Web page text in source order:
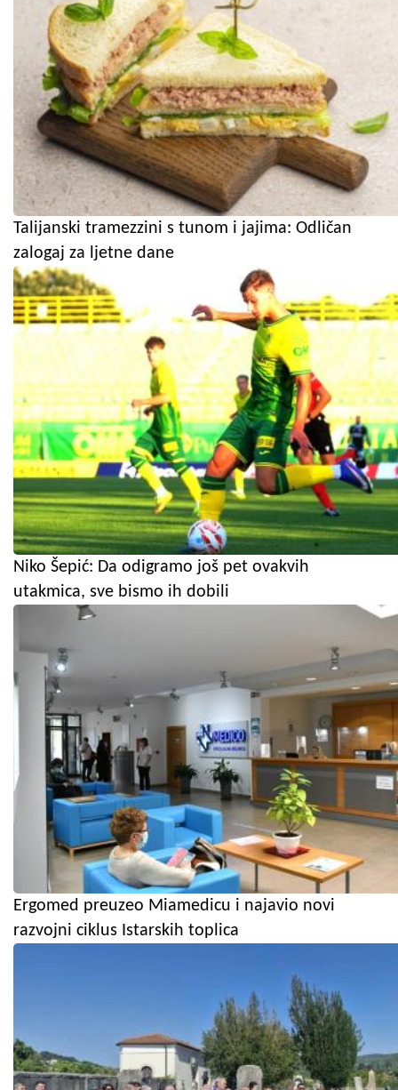
Talijanski tramezzini s tunom i jajima: Odličan
zalogaj za ljetne dane
Niko Šepić: Da odigramo još pet ovakvih
utakmica, sve bismo ih dobili
Ergomed preuzeo Miamedicu i najavio novi
razvojni ciklus Istarskih toplica